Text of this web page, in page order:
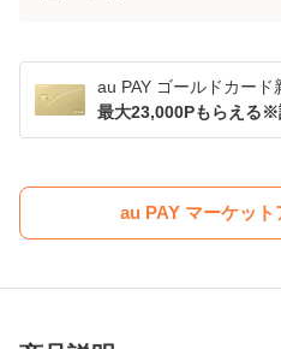
au PAY ゴールドカード
最大23,000Pもらえる※
au PAY マーケッ